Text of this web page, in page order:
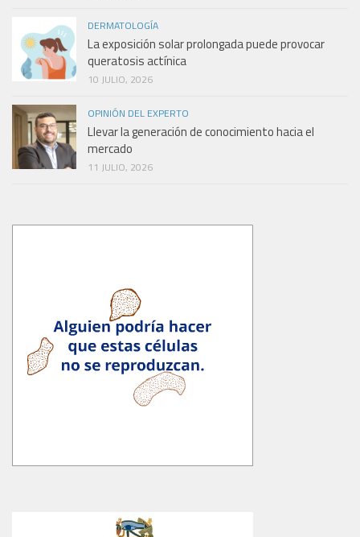
DERMATOLOGÍA
La exposición solar prolongada puede provocar
queratosis actínica
10 JULIO, 2026
OPINIÓN DEL EXPERTO
Llevar la generación de conocimiento hacia el
mercado
11 JULIO, 2026